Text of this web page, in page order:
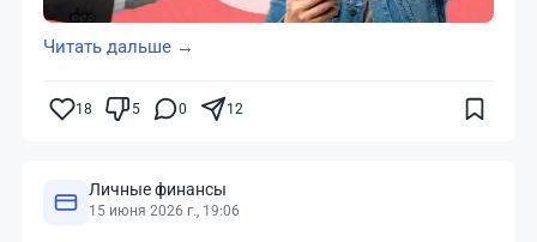
Читать дальше →
18 5 0 12
Личные финансы
15 июня 2026 г., 19:06